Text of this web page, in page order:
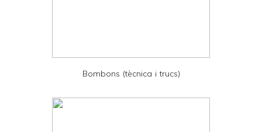
Bombons (tècnica i trucs)